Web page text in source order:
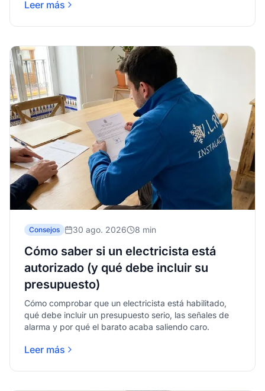
Leer más
Consejos 30 ago. 2026 8 min
Cómo saber si un electricista está
autorizado (y qué debe incluir su
presupuesto)
Cómo comprobar que un electricista está habilitado,
qué debe incluir un presupuesto serio, las señales de
alarma y por qué el barato acaba saliendo caro.
Leer más